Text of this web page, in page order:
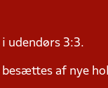
udendørs 3:3.
besættes af nye